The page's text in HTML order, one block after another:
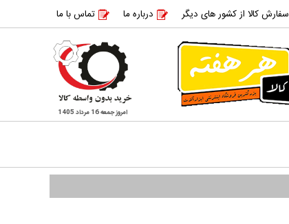
سفارش کالا از کشور های دیگر درباره ما تماس با ما
امروز جمعه 16 مرداد 1405